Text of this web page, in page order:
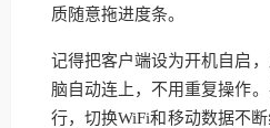
质随意拖进度条。
记得把客户端设为开机自启
脑自动连上，不用重复操作
行，切换WiFi和移动数据不